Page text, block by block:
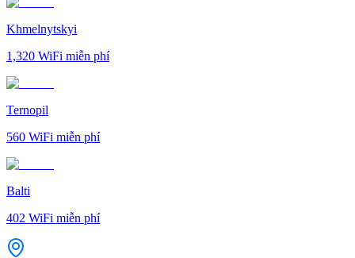
Khmelnytskyi
1,320 WiFi miễn phí
Ternopil
560 WiFi miễn phí
Balti
402 WiFi miễn phí